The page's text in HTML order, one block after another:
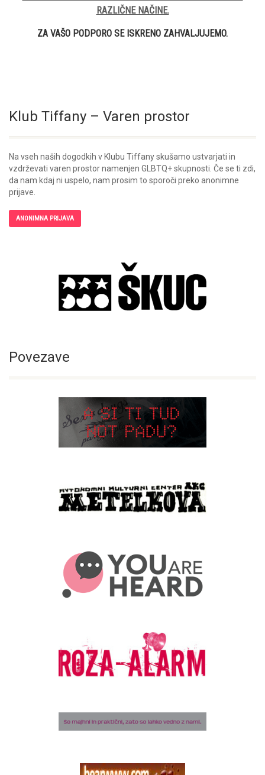
RAZLIČNE NAČINE.
ZA VAŠO PODPORO SE ISKRENO ZAHVALJUJEMO.
Klub Tiffany – Varen prostor
Na vseh naših dogodkih v Klubu Tiffany skušamo ustvarjati in
vzdrževati varen prostor namenjen GLBTQ+ skupnosti. Če se ti zdi,
da nam kdaj ni uspelo, nam prosim to sporoči preko anonimne
prijave.
ANONIMNA PRIJAVA
Povezave